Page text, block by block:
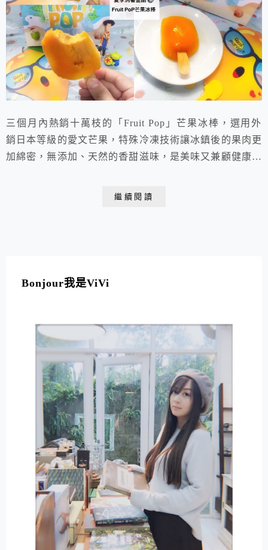
三個月內熱銷十萬枝的「Fruit Pop」芒果冰棒，選用外
銷日本等級的愛文芒果，特殊冷凍技術讓冰鎮後的果肉更
加綿密，無添加、天然的香甜滋味，是美味又兼顧健康的
繼續閱讀
Bonjour我是ViVi